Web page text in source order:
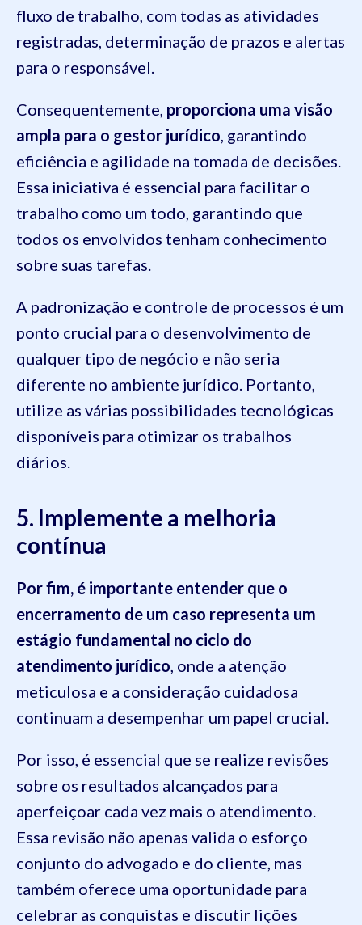
fluxo de trabalho, com todas as atividades
registradas, determinação de prazos e alertas
para o responsável.
Consequentemente, proporciona uma visão
ampla para o gestor jurídico , garantindo
eficiência e agilidade na tomada de decisões.
Essa iniciativa é essencial para facilitar o
trabalho como um todo, garantindo que
todos os envolvidos tenham conhecimento
sobre suas tarefas.
A padronização e controle de processos é um
ponto crucial para o desenvolvimento de
qualquer tipo de negócio e não seria
diferente no ambiente jurídico. Portanto,
utilize as várias possibilidades tecnológicas
disponíveis para otimizar os trabalhos
diários.
5. Implemente a melhoria
contínua
Por fim, é importante entender que o
encerramento de um caso representa um
estágio fundamental no ciclo do
atendimento jurídico , onde a atenção
meticulosa e a consideração cuidadosa
continuam a desempenhar um papel crucial.
Por isso, é essencial que se realize revisões
sobre os resultados alcançados para
aperfeiçoar cada vez mais o atendimento.
Essa revisão não apenas valida o esforço
conjunto do advogado e do cliente, mas
também oferece uma oportunidade para
celebrar as conquistas e discutir lições